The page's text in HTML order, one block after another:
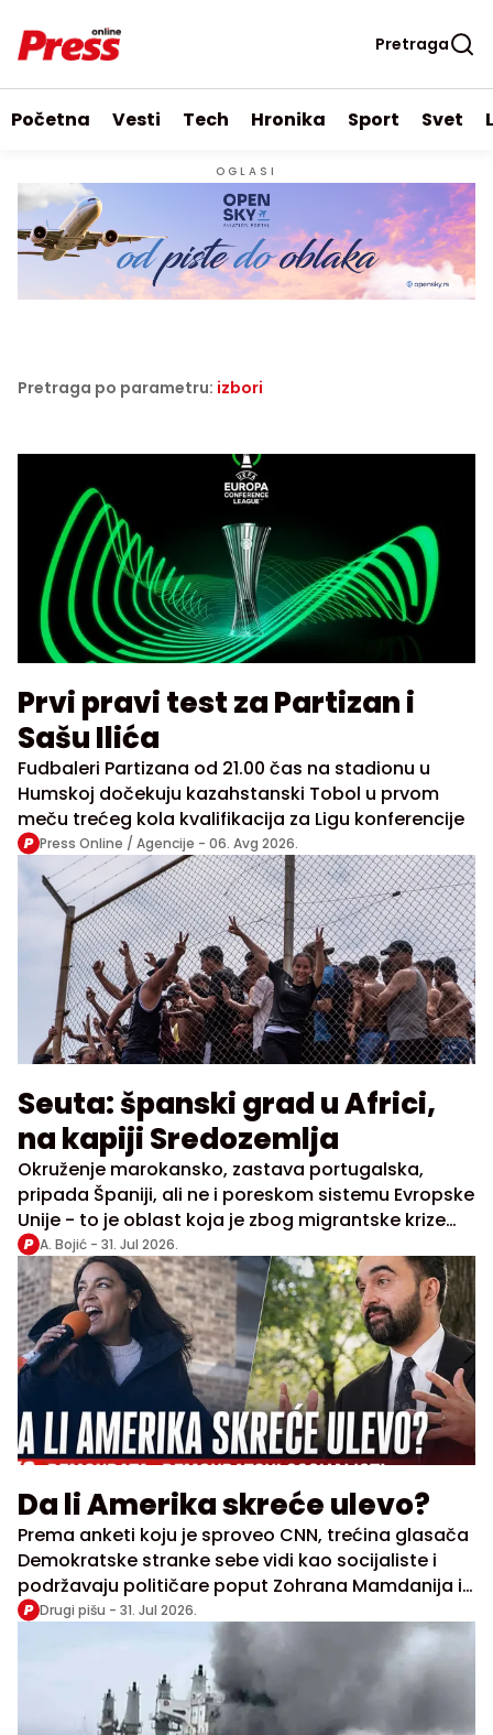
Pretraga
Početna Vesti Tech Hronika Sport Svet
OGLASI
Pretraga po parametru: izbori
Prvi pravi test za Partizan i
Sašu Ilića
Fudbaleri Partizana od 21.00 čas na stadionu u
Humskoj dočekuju kazahstanski Tobol u prvom
meču trećeg kola kvalifikacija za Ligu konferencije
Press Online / Agencije - 06. Avg 2026.
Seuta: španski grad u Africi,
na kapiji Sredozemlja
Okruženje marokansko, zastava portugalska,
pripada Španiji, ali ne i poreskom sistemu Evropske
Unije - to je oblast koja je zbog migrantske krize
dospela u centar pažnje javnosti
A. Bojić - 31. Jul 2026.
Da li Amerika skreće ulevo?
Prema anketi koju je sproveo CNN, trećina glasača
Demokratske stranke sebe vidi kao socijaliste i
podržavaju političare poput Zohrana Mamdanija i
Aleksandre Okasio Kortez
Drugi pišu - 31. Jul 2026.